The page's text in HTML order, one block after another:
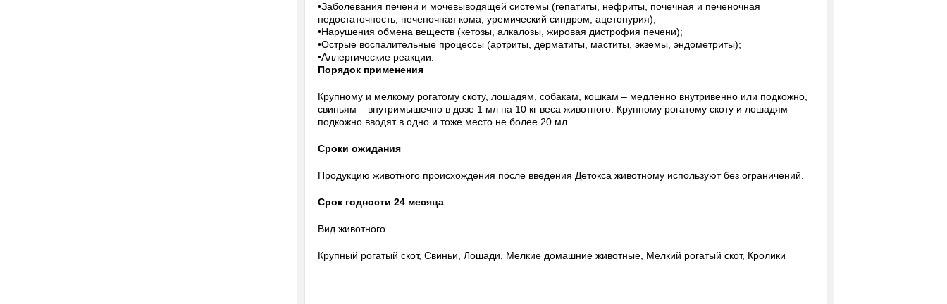
•Заболевания печени и мочевыводящей системы (гепатиты, нефриты, почечная и печеночная
недостаточность, печеночная кома, уремический синдром, ацетонурия);
•Нарушения обмена веществ (кетозы, алкалозы, жировая дистрофия печени);
•Острые воспалительные процессы (артриты, дерматиты, маститы, экземы, эндометриты);
•Аллергические реакции.
Порядок применения
Крупному и мелкому рогатому скоту, лошадям, собакам, кошкам – медленно внутривенно или подкожно,
свиньям – внутримышечно в дозе 1 мл на 10 кг веса животного. Крупному рогатому скоту и лошадям
подкожно вводят в одно и тоже место не более 20 мл.
Сроки ожидания
Продукцию животного происхождения после введения Детокса животному используют без ограничений.
Срок годности 24 месяца
Вид животного
Крупный рогатый скот, Свиньи, Лошади, Мелкие домашние животные, Мелкий рогатый скот, Кролики